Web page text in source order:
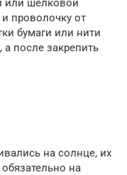
или шелковой
проволочку от
бумаги или нити
а после закрепить
на солнце, их
на